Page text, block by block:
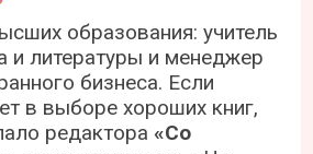
образования: учитель
и литературы и менеджер
бизнеса. Если
в выборе хороших книг,
редактора«Со